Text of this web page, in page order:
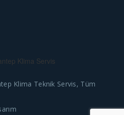
Klima Teknik Servis, Tüm